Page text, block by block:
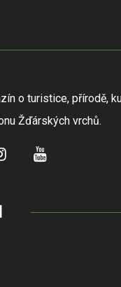
o turistice, přírodě,
Žďárských vrchů.